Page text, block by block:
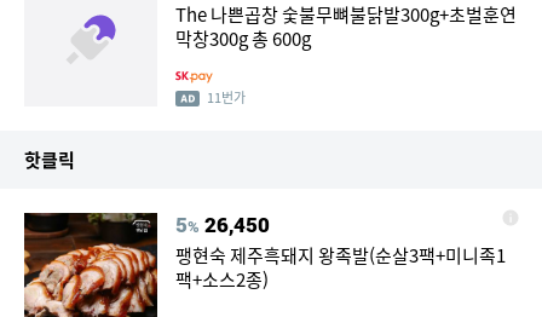
The 나쁜곱창 숯불무뼈불닭발300g+초벌훈연
막창300g 총 600g
11번가
핫클릭
5% 26,450
팽현숙 제주흑돼지 왕족발(순살3팩+미니족1
팩+소스2종)